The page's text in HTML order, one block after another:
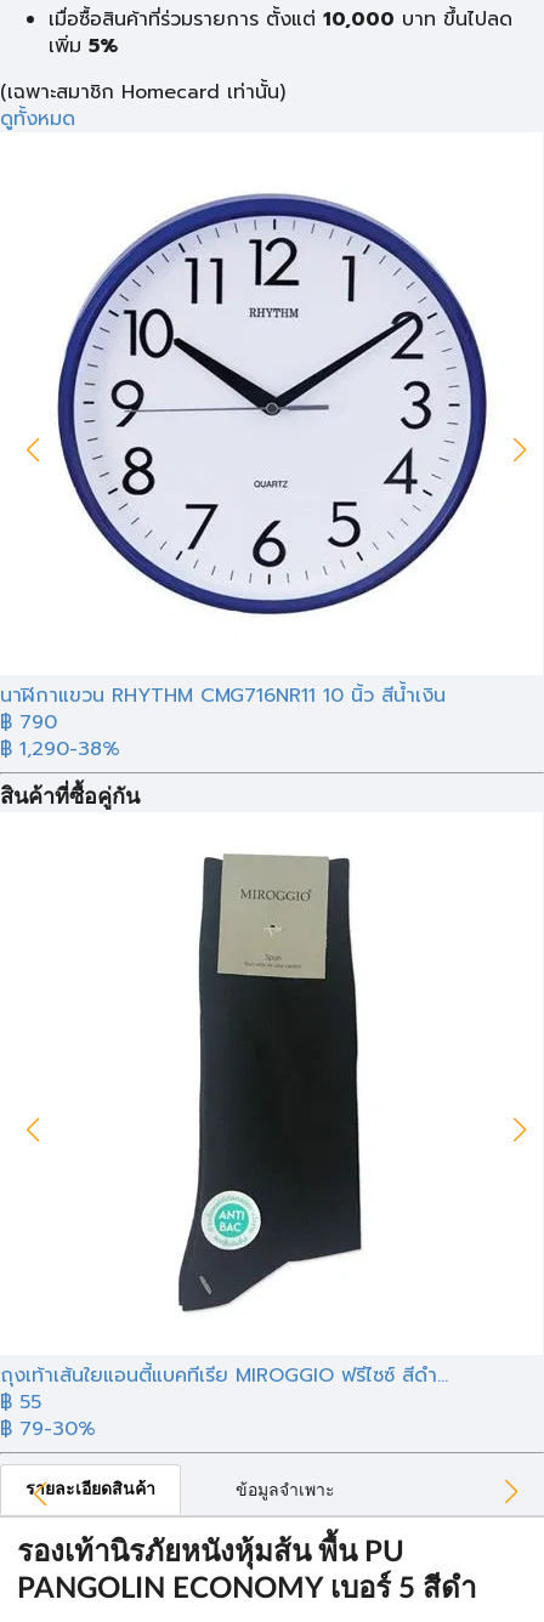
เมื่อซื้อสินค้าที่ร่วมรายการ ตั้งแต่ 10,000 บาท ขึ้นไปลด
เพิ่ม 5%
(เฉพาะสมาชิก Homecard เท่านั้น)
ดูทั้งหมด
นาฬิกาแขวน RHYTHM CMG716NR11 10 นิ้ว สีน้ำเงิน
฿ 790
฿ 1,290-38%
สินค้าที่ซื้อคู่กัน
ถุงเท้าเส้นใยแอนตี้แบคทีเรีย MIROGGIO ฟรีไซซ์ สีดำ...
฿ 55
฿ 79-30%
รายละเอียดสินค้า ข้อมูลจำเพาะ
รองเท้านิรภัยหนังหุ้มส้น พื้น PU
PANGOLIN ECONOMY เบอร์ 5 สีดำ